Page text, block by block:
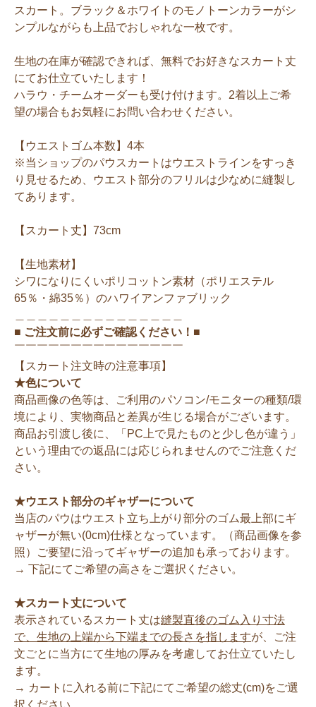
スカート。ブラック＆ホワイトのモノトーンカラーがシ
ンプルながらも上品でおしゃれな一枚です。
生地の在庫が確認できれば、無料でお好きなスカート丈
にてお仕立ていたします！
ハラウ・チームオーダーも受け付けます。2着以上ご希
望の場合もお気軽にお問い合わせください。
【ウエストゴム本数】4本
※当ショップのパウスカートはウエストラインをすっき
り見せるため、ウエスト部分のフリルは少なめに縫製し
てあります。
【スカート丈】73cm
【生地素材】
シワになりにくいポリコットン素材（ポリエステル
65％・綿35％）のハワイアンファブリック
■ ご注文前に必ずご確認ください！■
￣￣￣￣￣￣￣￣￣￣￣￣￣￣￣
【スカート注文時の注意事項】
★色について
商品画像の色等は、ご利用のパソコン/モニターの種類/環
境により、実物商品と差異が生じる場合がございます。
商品お引渡し後に、「PC上で見たものと少し色が違う」
という理由での返品には応じられませんのでご注意くだ
さい。
★ウエスト部分のギャザーについて
当店のパウはウエスト立ち上がり部分のゴム最上部にギ
ャザーが無い(0cm)仕様となっています。（商品画像を参
照）ご要望に沿ってギャザーの追加も承っております。
→ 下記にてご希望の高さをご選択ください。
★スカート丈について
表示されているスカート丈は縫製直後のゴム入り寸法
で、生地の上端から下端までの長さを指しますが、ご注
文ごとに当方にて生地の厚みを考慮してお仕立ていたし
ます。
→ カートに入れる前に下記にてご希望の総丈(cm)をご選
択ください。